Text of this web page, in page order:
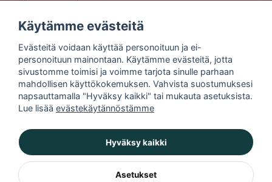
Följ oss:
Instagram
Facebook
TikTok
YouTube
Nopeat toimitukset
Turvalliset ostokset
Ilmainen toimitus yli
49 € tilauksiin
Käytämme evästeitä
Evästeitä voidaan käyttää personoituun ja ei-
personoituun mainontaan. Käytämme evästeitä, jotta
sivustomme toimisi ja voimme tarjota sinulle parhaan
mahdollisen käyttökokemuksen. Vahvista suostumuksesi
napsauttamalla "Hyväksy kaikki" tai mukauta asetuksista.
Lue lisää evästekäytännöstämme
Hyväksy kaikki
Asetukset